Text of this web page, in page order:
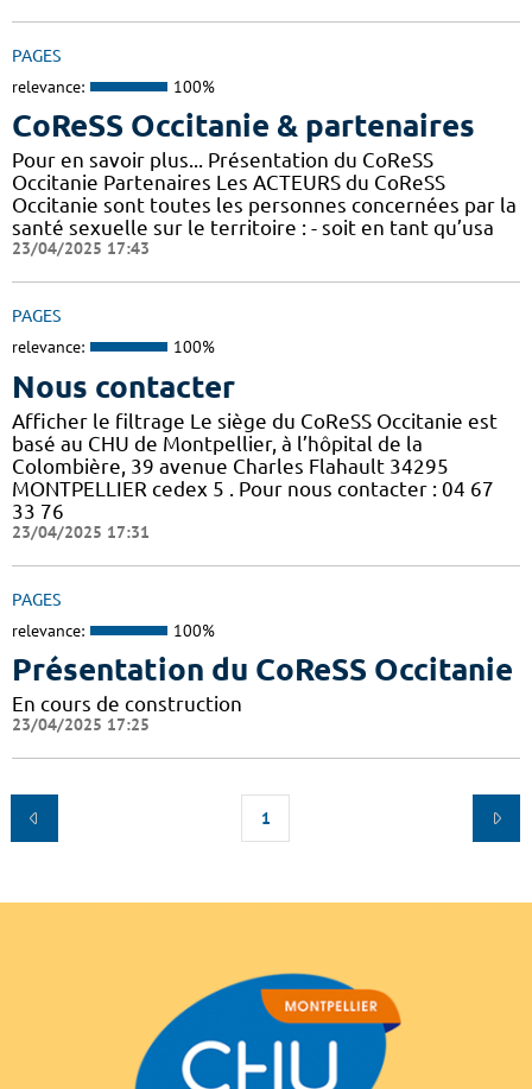
PAGES
relevance: 100%
CoReSS Occitanie & partenaires
Pour en savoir plus... Présentation du CoReSS
Occitanie Partenaires Les ACTEURS du CoReSS
Occitanie sont toutes les personnes concernées par la
santé sexuelle sur le territoire : - soit en tant qu’usa
23/04/2025 17:43
PAGES
relevance: 100%
Nous contacter
Afficher le filtrage Le siège du CoReSS Occitanie est
basé au CHU de Montpellier, à l’hôpital de la
Colombière, 39 avenue Charles Flahault 34295
MONTPELLIER cedex 5 . Pour nous contacter : 04 67
33 76
23/04/2025 17:31
PAGES
relevance: 100%
Présentation du CoReSS Occitanie
En cours de construction
23/04/2025 17:25
1